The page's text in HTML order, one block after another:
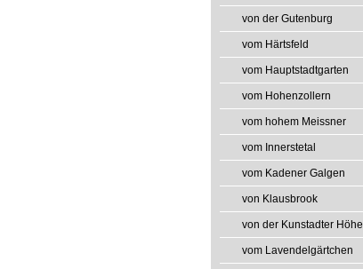
von der Gutenburg
vom Härtsfeld
vom Hauptstadtgarten
vom Hohenzollern
vom hohem Meissner
vom Innerstetal
vom Kadener Galgen
von Klausbrook
von der Kunstadter Höhe
vom Lavendelgärtchen